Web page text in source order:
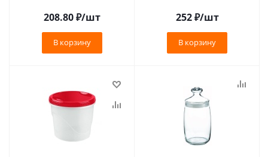
208.80₽/шт
В корзину
252₽/шт
В корзину